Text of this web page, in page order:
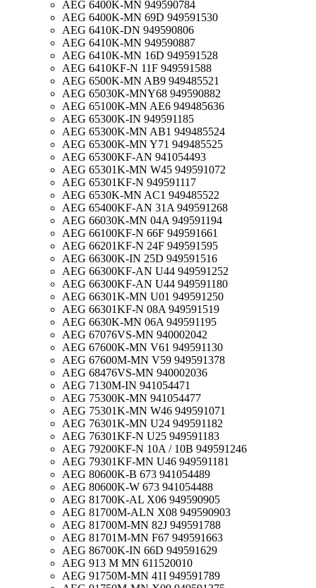
AEG 6400K-MN 949590784
AEG 6400K-MN 69D 949591530
AEG 6410K-DN 949590806
AEG 6410K-MN 949590887
AEG 6410K-MN 16D 949591528
AEG 6410KF-N 11F 949591588
AEG 6500K-MN AB9 949485521
AEG 65030K-MNY68 949590882
AEG 65100K-MN AE6 949485636
AEG 65300K-IN 949591185
AEG 65300K-MN AB1 949485524
AEG 65300K-MN Y71 949485525
AEG 65300KF-AN 941054493
AEG 65301K-MN W45 949591072
AEG 65301KF-N 949591117
AEG 6530K-MN AC1 949485522
AEG 65400KF-AN 31A 949591268
AEG 66030K-MN 04A 949591194
AEG 66100KF-N 66F 949591661
AEG 66201KF-N 24F 949591595
AEG 66300K-IN 25D 949591516
AEG 66300KF-AN U44 949591252
AEG 66300KF-AN U44 949591180
AEG 66301K-MN U01 949591250
AEG 66301KF-N 08A 949591519
AEG 6630K-MN 06A 949591195
AEG 67076VS-MN 940002042
AEG 67600K-MN V61 949591130
AEG 67600M-MN V59 949591378
AEG 68476VS-MN 940002036
AEG 7130M-IN 941054471
AEG 75300K-MN 941054477
AEG 75301K-MN W46 949591071
AEG 76301K-MN U24 949591182
AEG 76301KF-N U25 949591183
AEG 79200KF-N 10A / 10B 949591246
AEG 79301KF-MN U46 949591181
AEG 80600K-B 673 941054489
AEG 80600K-W 673 941054488
AEG 81700K-AL X06 949590905
AEG 81700M-ALN X08 949590903
AEG 81700M-MN 82J 949591788
AEG 81701M-MN F67 949591663
AEG 86700K-IN 66D 949591629
AEG 913 M MN 611520010
AEG 91750M-MN 41I 949591789